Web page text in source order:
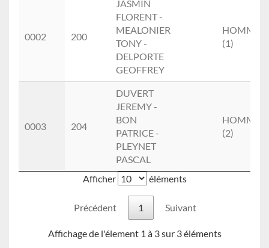
0002 200
JASMIN
FLORENT -
MEALONIER
TONY -
DELPORTE
GEOFFREY
HOMME
(1)
0003 204
DUVERT
JEREMY -
BON
PATRICE -
PLEYNET
PASCAL
HOMME
(2)
Afficher éléments
Précédent 1 Suivant
Affichage de l'élement 1 à 3 sur 3 éléments